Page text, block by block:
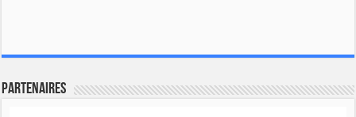
Partenaires